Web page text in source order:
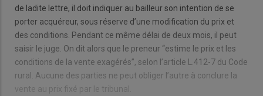
de ladite lettre, il doit indiquer au bailleur son intention de se
porter acquéreur, sous réserve d’une modification du prix et
des conditions. Pendant ce même délai de deux mois, il peut
saisir le juge. On dit alors que le preneur “estime le prix et les
conditions de la vente exagérés”, selon l’article L.412-7 du Code
rural. Aucune des parties ne peut obliger l’autre à conclure la
vente au prix fixé par le tribunal.